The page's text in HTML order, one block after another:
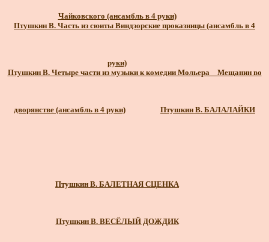
Чайковского (ансамбль в 4 руки)
Птушкин В. Часть из сюиты Виндзорские проказницы (ансамбль в 4
руки)
Птушкин В. Четыре части из музыки к комедии Мольера _ Мещанин во
дворянстве (ансамбль в 4 руки) Птушкин В. БАЛАЛАЙКИ
Птушкин В. БАЛЕТНАЯ СЦЕНКА
Птушкин В. ВЕСЁЛЫЙ ДОЖДИК